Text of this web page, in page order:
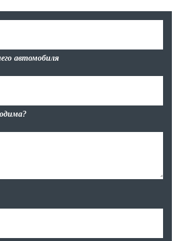
автомобиля